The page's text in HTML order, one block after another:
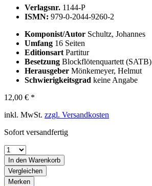
Verlagsnr. 1144-P
ISMN: 979-0-2044-9260-2
Komponist/Autor Schultz, Johannes
Umfang 16 Seiten
Editionsart Partitur
Besetzung Blockflötenquartett (SATB)
Herausgeber Mönkemeyer, Helmut
Schwierigkeitsgrad keine Angabe
12,00 € *
inkl. MwSt. zzgl. Versandkosten
Sofort versandfertig
In den Warenkorb
Vergleichen
Merken